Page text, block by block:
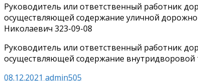
Руководитель или ответственный работник
осуществляющей содержание уличной
Николаевич 323-09-08
Руководитель или ответственный работник
осуществляющей содержание
08.12.2021 admin505